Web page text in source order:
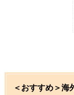
＜おすすめ＞海